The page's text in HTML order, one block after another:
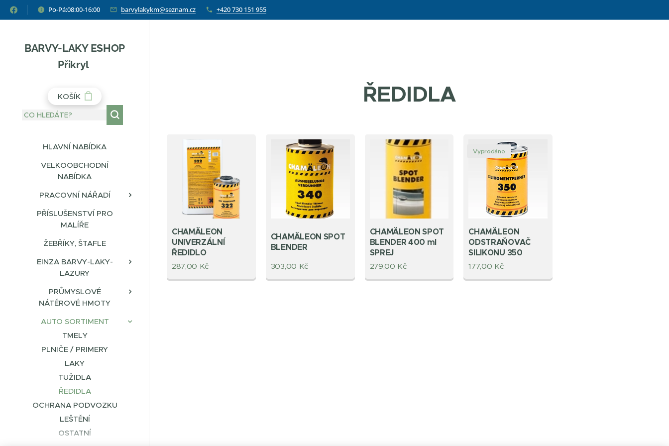
Po-Pá:08:00-16:00 barvylakykm@seznam.cz +420 730 151 955
BARVY-LAKY ESHOP
Přikryl
KOŠÍK
HLAVNÍ NABÍDKA
VELKOOBCHODNÍ
NABÍDKA
PRACOVNÍ NÁŘADÍ
PŘÍSLUŠENSTVÍ PRO
MALÍŘE
ŽEBŘÍKY, ŠTAFLE
EINZA BARVY-LAKY-
LAZURY
PRŮMYSLOVÉ
NÁTĚROVÉ HMOTY
AUTO SORTIMENT
TMELY
PLNIČE / PRIMERY
LAKY
TUŽIDLA
ŘEDIDLA
OCHRANA PODVOZKU
LEŠTĚNÍ
OSTATNÍ
ŘEDIDLA
CHAMÄLEON
UNIVERZÁLNÍ
ŘEDIDLO
287,00 Kč
CHAMÄLEON SPOT
BLENDER
303,00 Kč
CHAMÄLEON SPOT
BLENDER 400 ml
SPREJ
279,00 Kč
CHAMÄLEON
ODSTRAŇOVAČ
SILIKONU 350
Vyprodáno
177,00 Kč